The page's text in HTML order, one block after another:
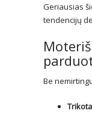
Geriausias
tendencijų
Be